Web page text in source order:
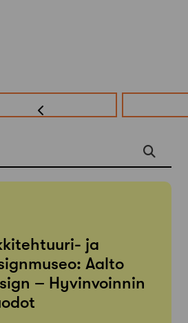
ja
Aalto
– Hyvinvoinnin